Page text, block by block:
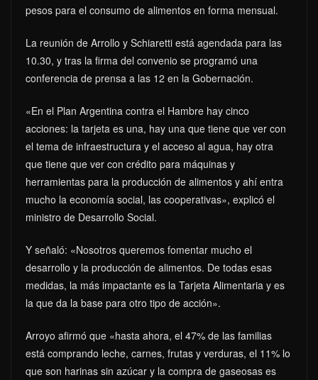
pesos para el consumo de alimentos en forma mensual.
La reunión de Arrollo y Schiaretti está agendada para las
10.30, y tras la firma del convenio se programó una
conferencia de prensa a las 12 en la Gobernación.
«En el Plan Argentina contra el Hambre hay cinco
acciones: la tarjeta es una, hay una que tiene que ver con
el tema de infraestructura y el acceso al agua, hay otra
que tiene que ver con crédito para máquinas y
herramientas para la producción de alimentos y ahí entra
mucho la economía social, las cooperativas», explicó el
ministro de Desarrollo Social.
Y señaló: «Nosotros queremos fomentar mucho el
desarrollo y la producción de alimentos. De todas esas
medidas, la más impactante es la Tarjeta Alimentaria y es
la que da la base para otro tipo de acción».
Arroyo afirmó que «hasta ahora, el 47% de las familias
está comprando leche, carnes, frutas y verduras, el 11% lo
que son harinas sin azúcar y la compra de gaseosas es